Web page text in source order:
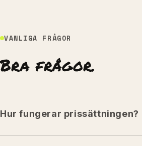
VANLIGA FRÅGOR
Bra frågor.
Hur fungerar prissättningen?